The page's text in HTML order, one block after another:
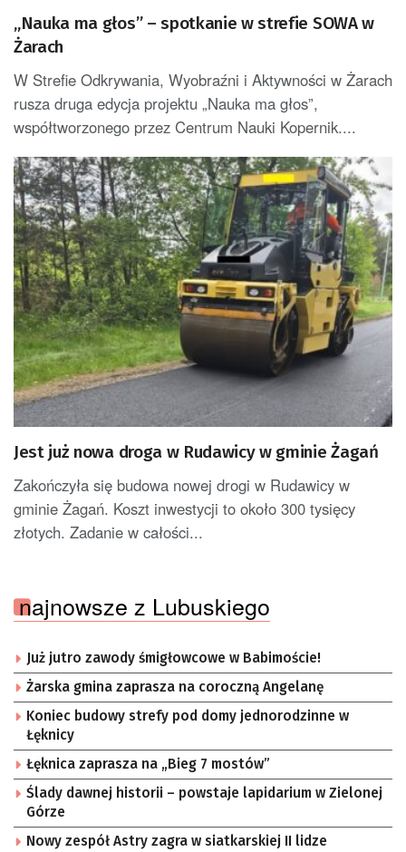
„Nauka ma głos” – spotkanie w strefie SOWA w
Żarach
W Strefie Odkrywania, Wyobraźni i Aktywności w Żarach
rusza druga edycja projektu „Nauka ma głos”,
współtworzonego przez Centrum Nauki Kopernik....
Jest już nowa droga w Rudawicy w gminie Żagań
Zakończyła się budowa nowej drogi w Rudawicy w
gminie Żagań. Koszt inwestycji to około 300 tysięcy
złotych. Zadanie w całości...
najnowsze z Lubuskiego
Już jutro zawody śmigłowcowe w Babimoście!
Żarska gmina zaprasza na coroczną Angelanę
Koniec budowy strefy pod domy jednorodzinne w
Łęknicy
Łęknica zaprasza na „Bieg 7 mostów”
Ślady dawnej historii – powstaje lapidarium w Zielonej
Górze
Nowy zespół Astry zagra w siatkarskiej II lidze